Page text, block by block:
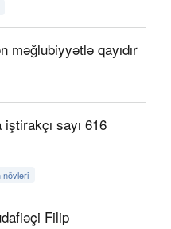
məğlubiyyətlə qayıdır
sayı 616
növləri
Filip